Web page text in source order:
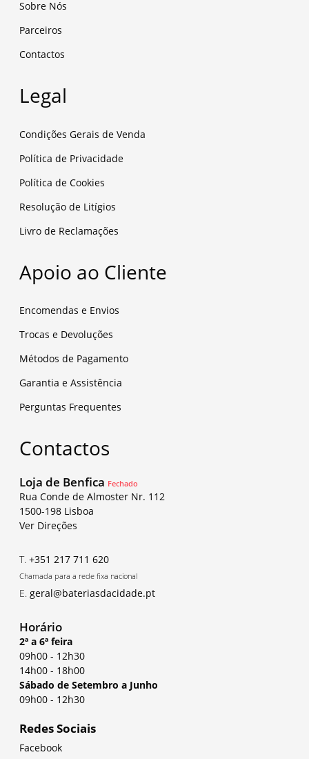
Sobre Nós
Parceiros
Contactos
Legal
Condições Gerais de Venda
Política de Privacidade
Política de Cookies
Resolução de Litígios
Livro de Reclamações
Apoio ao Cliente
Encomendas e Envios
Trocas e Devoluções
Métodos de Pagamento
Garantia e Assistência
Perguntas Frequentes
Contactos
Loja de Benfica Fechado
Rua Conde de Almoster Nr. 112
1500-198 Lisboa
Ver Direções
T. +351 217 711 620
Chamada para a rede fixa nacional
E. geral@bateriasdacidade.pt
Horário
2ª a 6ª feira
09h00 - 12h30
14h00 - 18h00
Sábado de Setembro a Junho
09h00 - 12h30
Redes Sociais
Facebook